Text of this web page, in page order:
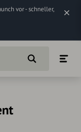
vor - schneller,